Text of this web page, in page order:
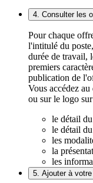
4. Consulter les
Pour chaque
l'intitulé du
durée de travail,
premiers
publication de
Vous accédez
ou sur le logo
le détail
le détail
les
la
les
5. Ajouter à